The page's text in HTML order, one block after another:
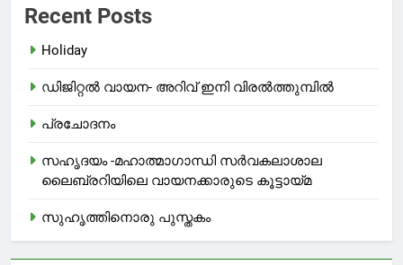
Recent Posts
Holiday
ഡിജിറ്റൽ വായന- അറിവ് ഇനി വിരൽത്തുമ്പിൽ
പ്രചോദനം
സഹൃദയം -മഹാത്മാഗാന്ധി സർവകലാശാല
ലൈബ്രറിയിലെ വായനക്കാരുടെ കൂട്ടായ്മ
സുഹൃത്തിനൊരു പുസ്തകം